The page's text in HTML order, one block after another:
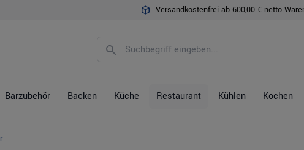
Versandkostenfrei ab 600,00 € netto
Barzubehör Backen Küche Restaurant Kühlen Kochen